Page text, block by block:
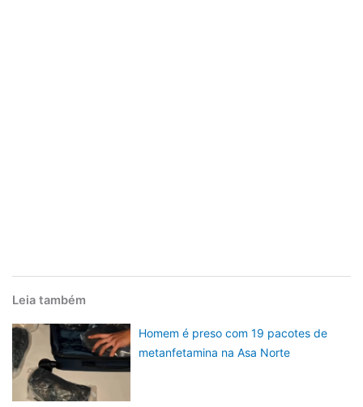
Leia também
Homem é preso com 19 pacotes de
metanfetamina na Asa Norte